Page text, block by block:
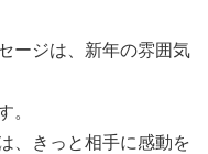
ージは、新年の雰囲気
。
、きっと相手に感動を